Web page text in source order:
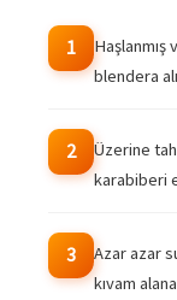
1
Haşlanmış
blendera
2
Üzerine
karabiberi
3
Azar azar
kıvam